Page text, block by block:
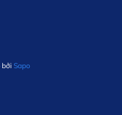
bởi Sapo